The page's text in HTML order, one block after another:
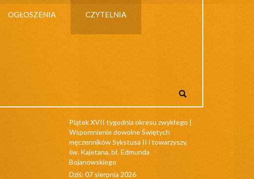
OGŁOSZENIA CZYTELNIA
Piątek XVII tygodnia okresu zwykłego |
Wspomnienie dowolne Świętych
męczenników Sykstusa II i towarzyszy,
św. Kajetana, bł. Edmunda
Bojanowskiego
Dziś: 07 sierpnia 2026